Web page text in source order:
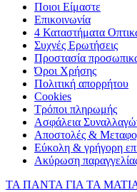
Ποιοι Είμαστε
Επικοινωνία
4 Καταστήματα
Συχνές Ερωτήσεις
Προστασία
Όροι Χρήσης
Πολιτική απορρήτου
Cookies
Τρόποι πληρωμής
Ασφάλεια
Αποστολές &
Εύκολη & γρήγορη
Ακύρωση
ΤΑ ΠΑΝΤΑ ΓΙΑ ΤΑ